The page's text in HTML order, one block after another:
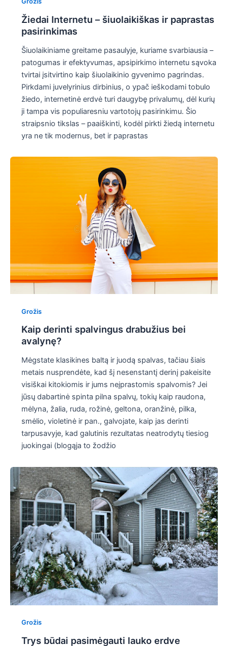
Žiedai Internetu – šiuolaikiškas ir paprastas
pasirinkimas
Šiuolaikiniame greitame pasaulyje, kuriame svarbiausia –
patogumas ir efektyvumas, apsipirkimo internetu sąvoka
tvirtai įsitvirtino kaip šiuolaikinio gyvenimo pagrindas.
Pirkdami juvelyrinius dirbinius, o ypač ieškodami tobulo
žiedo, internetinė erdvė turi daugybę privalumų, dėl kurių
ji tampa vis populiaresniu vartotojų pasirinkimu. Šio
straipsnio tikslas – paaiškinti, kodėl pirkti žiedą internetu
yra ne tik modernus, bet ir paprastas
Grožis
Kaip derinti spalvingus drabužius bei
avalynę?
Mėgstate klasikines baltą ir juodą spalvas, tačiau šiais
metais nusprendėte, kad šį nesenstantį derinį pakeisite
visiškai kitokiomis ir jums neįprastomis spalvomis? Jei
jūsų dabartinė spinta pilna spalvų, tokių kaip raudona,
mėlyna, žalia, ruda, rožinė, geltona, oranžinė, pilka,
smėlio, violetinė ir pan., galvojate, kaip jas derinti
tarpusavyje, kad galutinis rezultatas neatrodytų tiesiog
juokingai (blogąja to žodžio
Grožis
Trys būdai pasimėgauti lauko erdve